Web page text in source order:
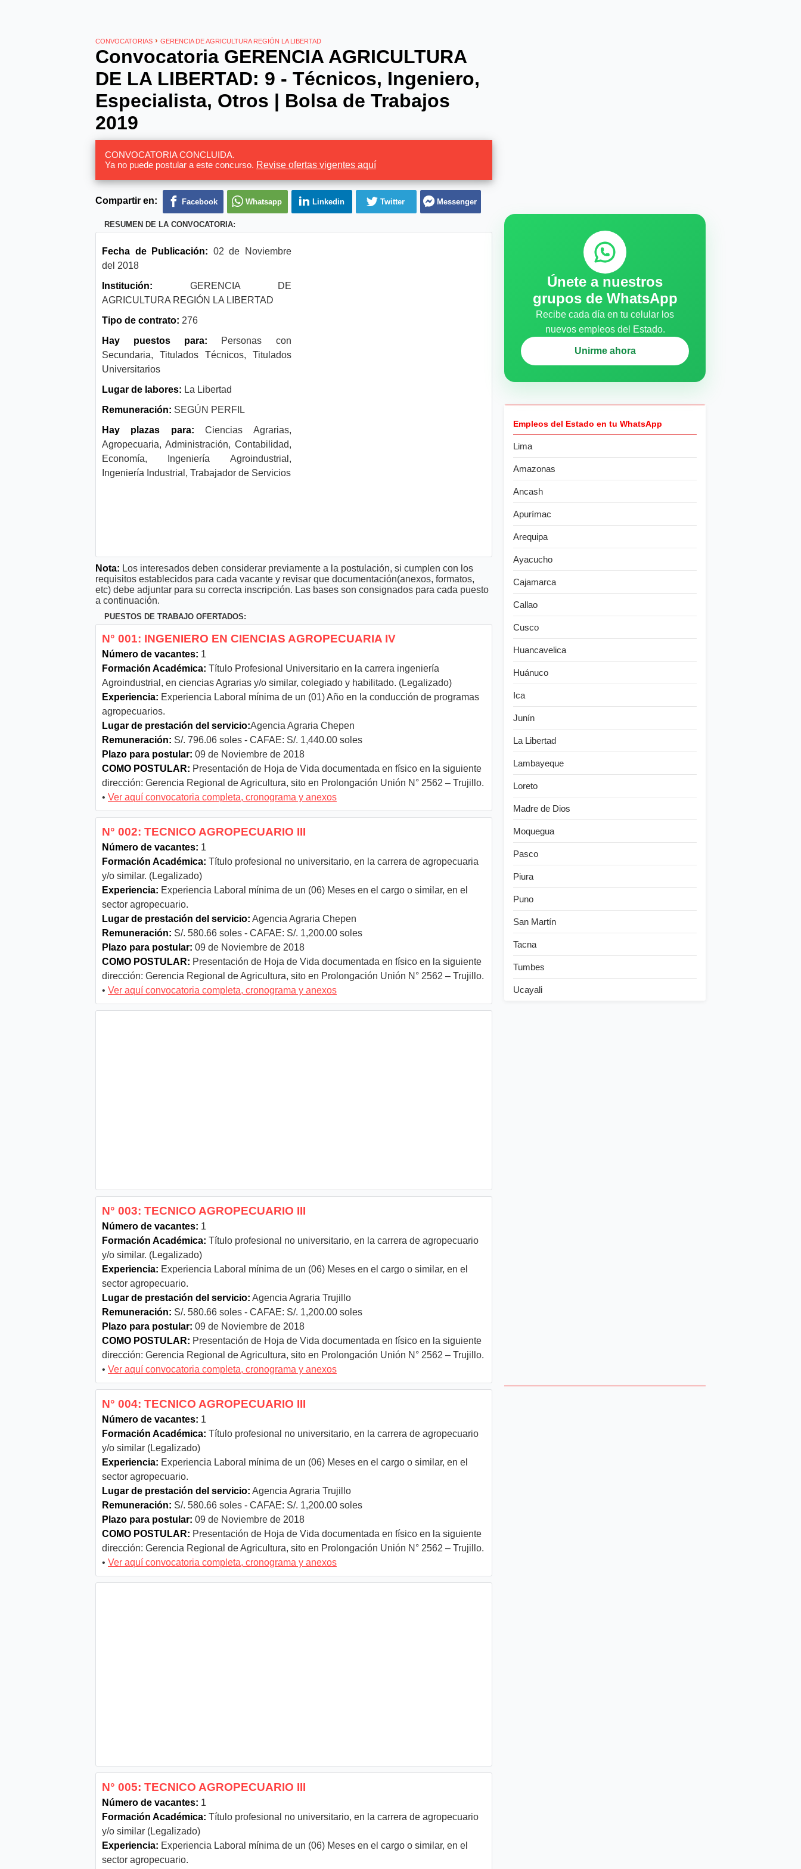
CONVOCATORIAS › GERENCIA DE AGRICULTURA REGIÓN LA LIBERTAD
Convocatoria GERENCIA AGRICULTURA
DE LA LIBERTAD: 9 - Técnicos, Ingeniero,
Especialista, Otros | Bolsa de Trabajos
2019
CONVOCATORIA CONCLUIDA.
Ya no puede postular a este concurso. Revise ofertas vigentes aquí
Compartir en: Facebook Whatsapp Linkedin Twitter Messenger
RESUMEN DE LA CONVOCATORIA:
Fecha de Publicación: 02 de Noviembre
del 2018
Institución: GERENCIA DE
AGRICULTURA REGIÓN LA LIBERTAD
Tipo de contrato: 276
Hay puestos para: Personas con
Secundaria, Titulados Técnicos, Titulados
Universitarios
Lugar de labores: La Libertad
Remuneración: SEGÚN PERFIL
Hay plazas para: Ciencias Agrarias,
Agropecuaria, Administración, Contabilidad,
Economía, Ingeniería Agroindustrial,
Ingeniería Industrial, Trabajador de Servicios
Nota: Los interesados deben considerar previamente a la postulación, si cumplen con los
requisitos establecidos para cada vacante y revisar que documentación(anexos, formatos,
etc) debe adjuntar para su correcta inscripción. Las bases son consignados para cada puesto
a continuación.
PUESTOS DE TRABAJO OFERTADOS:
N° 001: INGENIERO EN CIENCIAS AGROPECUARIA IV
Número de vacantes: 1
Formación Académica: Título Profesional Universitario en la carrera ingeniería
Agroindustrial, en ciencias Agrarias y/o similar, colegiado y habilitado. (Legalizado)
Experiencia: Experiencia Laboral mínima de un (01) Año en la conducción de programas
agropecuarios.
Lugar de prestación del servicio:Agencia Agraria Chepen
Remuneración: S/. 796.06 soles - CAFAE: S/. 1,440.00 soles
Plazo para postular: 09 de Noviembre de 2018
COMO POSTULAR: Presentación de Hoja de Vida documentada en físico en la siguiente
dirección: Gerencia Regional de Agricultura, sito en Prolongación Unión N° 2562 – Trujillo.
• Ver aquí convocatoria completa, cronograma y anexos
N° 002: TECNICO AGROPECUARIO III
Número de vacantes: 1
Formación Académica: Título profesional no universitario, en la carrera de agropecuaria
y/o similar. (Legalizado)
Experiencia: Experiencia Laboral mínima de un (06) Meses en el cargo o similar, en el
sector agropecuario.
Lugar de prestación del servicio: Agencia Agraria Chepen
Remuneración: S/. 580.66 soles - CAFAE: S/. 1,200.00 soles
Plazo para postular: 09 de Noviembre de 2018
COMO POSTULAR: Presentación de Hoja de Vida documentada en físico en la siguiente
dirección: Gerencia Regional de Agricultura, sito en Prolongación Unión N° 2562 – Trujillo.
• Ver aquí convocatoria completa, cronograma y anexos
N° 003: TECNICO AGROPECUARIO III
Número de vacantes: 1
Formación Académica: Título profesional no universitario, en la carrera de agropecuario
y/o similar. (Legalizado)
Experiencia: Experiencia Laboral mínima de un (06) Meses en el cargo o similar, en el
sector agropecuario.
Lugar de prestación del servicio: Agencia Agraria Trujillo
Remuneración: S/. 580.66 soles - CAFAE: S/. 1,200.00 soles
Plazo para postular: 09 de Noviembre de 2018
COMO POSTULAR: Presentación de Hoja de Vida documentada en físico en la siguiente
dirección: Gerencia Regional de Agricultura, sito en Prolongación Unión N° 2562 – Trujillo.
• Ver aquí convocatoria completa, cronograma y anexos
N° 004: TECNICO AGROPECUARIO III
Número de vacantes: 1
Formación Académica: Título profesional no universitario, en la carrera de agropecuario
y/o similar (Legalizado)
Experiencia: Experiencia Laboral mínima de un (06) Meses en el cargo o similar, en el
sector agropecuario.
Lugar de prestación del servicio: Agencia Agraria Trujillo
Remuneración: S/. 580.66 soles - CAFAE: S/. 1,200.00 soles
Plazo para postular: 09 de Noviembre de 2018
COMO POSTULAR: Presentación de Hoja de Vida documentada en físico en la siguiente
dirección: Gerencia Regional de Agricultura, sito en Prolongación Unión N° 2562 – Trujillo.
• Ver aquí convocatoria completa, cronograma y anexos
N° 005: TECNICO AGROPECUARIO III
Número de vacantes: 1
Formación Académica: Título profesional no universitario, en la carrera de agropecuario
y/o similar (Legalizado)
Experiencia: Experiencia Laboral mínima de un (06) Meses en el cargo o similar, en el
sector agropecuario.
Únete a nuestros
grupos de WhatsApp
Recibe cada día en tu celular los
nuevos empleos del Estado.
Unirme ahora
Empleos del Estado en tu WhatsApp
Lima
Amazonas
Ancash
Apurímac
Arequipa
Ayacucho
Cajamarca
Callao
Cusco
Huancavelica
Huánuco
Ica
Junín
La Libertad
Lambayeque
Loreto
Madre de Dios
Moquegua
Pasco
Piura
Puno
San Martín
Tacna
Tumbes
Ucayali